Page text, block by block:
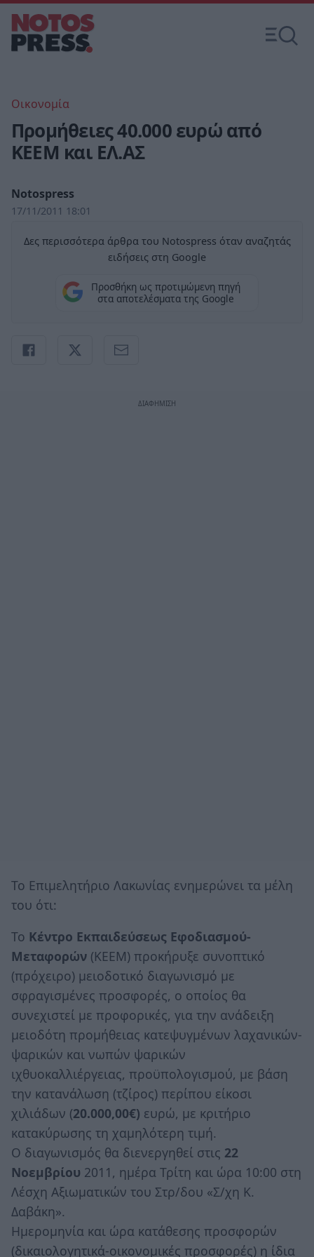
Οικονομία
Προμήθειες 40.000 ευρώ από
ΚΕΕΜ και ΕΛ.ΑΣ
Notospress
17/11/2011 18:01
Δες περισσότερα άρθρα του Notospress όταν αναζητάς
ειδήσεις στη Google
Προσθήκη ως προτιμώμενη πηγή
στα αποτελέσματα της Google
Το Επιμελητήριο Λακωνίας ενημερώνει τα μέλη
του ότι:
Το Κέντρο Εκπαιδεύσεως Εφοδιασμού-
Μεταφορών (ΚΕΕΜ) προκήρυξε συνοπτικό
(πρόχειρο) μειοδοτικό διαγωνισμό με
σφραγισμένες προσφορές, ο οποίος θα
συνεχιστεί με προφορικές, για την ανάδειξη
μειοδότη προμήθειας κατεψυγμένων λαχανικών-
ψαρικών και νωπών ψαρικών
ιχθυοκαλλιέργειας, προϋπολογισμού, με βάση
την κατανάλωση (τζίρος) περίπου είκοσι
χιλιάδων (20.000,00€) ευρώ, με κριτήριο
κατακύρωσης τη χαμηλότερη τιμή.
Ο διαγωνισμός θα διενεργηθεί στις 22
Νοεμβρίου 2011, ημέρα Τρίτη και ώρα 10:00 στη
Λέσχη Αξιωματικών του Στρ/δου «Σ/χη Κ.
Δαβάκη».
Ημερομηνία και ώρα κατάθεσης προσφορών
(δικαιολογητικά-οικονομικές προσφορές) η ίδια